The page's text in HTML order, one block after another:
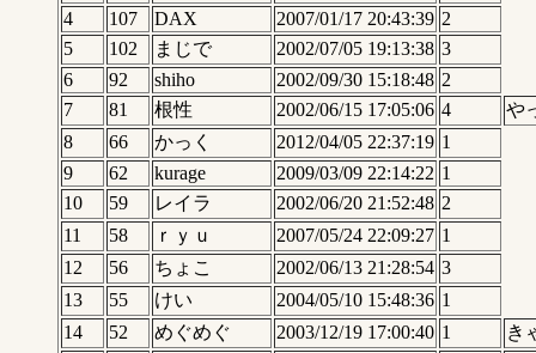
4
107 DAX 2007/01/17 20:43:39 2
5
102 まじで 2002/07/05 19:13:38 3
6
92 shiho 2002/09/30 15:18:48 2
7
81 根性 2002/06/15 17:05:06 4
や
8
66 かっく 2012/04/05 22:37:19 1
9
62 kurage 2009/03/09 22:14:22 1
10
59 レイラ 2002/06/20 21:52:48 2
11
58 ｒｙｕ 2007/05/24 22:09:27 1
12
56 ちょこ 2002/06/13 21:28:54 3
13
55 けい 2004/05/10 15:48:36 1
14
52 めぐめぐ 2003/12/19 17:00:40 1
き